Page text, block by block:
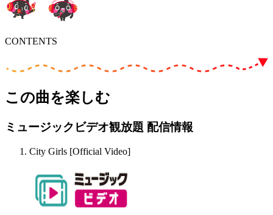
CONTENTS
この曲を楽しむ
ミュージックビデオ観放題 配信情報
City Girls [Official Video]